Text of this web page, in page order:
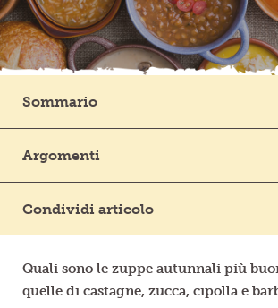
Frutta in pezzi
Polpe di frutta
Prodotti freschi
Sommario
Argomenti
Condividi articolo
Quali sono le zuppe autunnali più
quelle di castagne, zucca, cipolla e